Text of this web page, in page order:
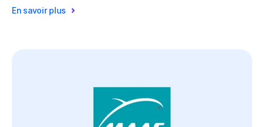
En savoir plus